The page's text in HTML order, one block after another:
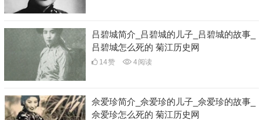
吕碧城简介_吕碧城的儿子_吕碧城的故事_
吕碧城怎么死的 菊江历史网
14赞 4阅读
佘爱珍简介_佘爱珍的儿子_佘爱珍的故事_
佘爱珍怎么死的 菊江历史网